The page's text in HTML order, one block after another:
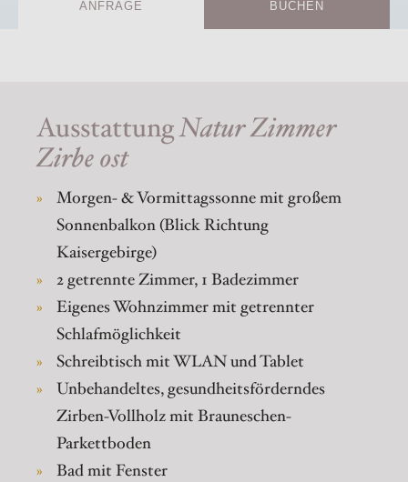
ANFRAGE BUCHEN
AusstattungNatur Zimmer
Zirbe ost
Morgen- & Vormittagssonne mit großem
Sonnenbalkon (Blick Richtung
Kaisergebirge)
2 getrennte Zimmer, 1 Badezimmer
Eigenes Wohnzimmer mit getrennter
Schlafmöglichkeit
Schreibtisch mit WLAN und Tablet
Unbehandeltes, gesundheitsförderndes
Zirben-Vollholz mit Brauneschen-
Parkettboden
Bad mit Fenster